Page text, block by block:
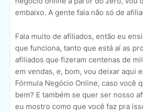
embaixo. A gente fala não só de
Fala muito de afiliados, então eu
que funciona, tanto que está aí as
afiliados que fizeram centenas de
em vendas, e, bom, vou deixar aqui
Fórmula Negócio Online, caso você
bem? E também se quer ser nosso
eu mostro como que você faz pra